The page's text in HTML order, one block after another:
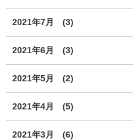
2021年7月 (3)
2021年6月 (3)
2021年5月 (2)
2021年4月 (5)
2021年3月 (6)